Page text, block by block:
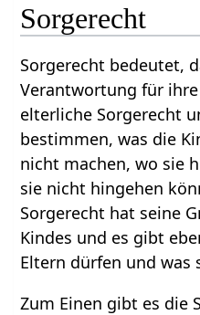
Sorgerecht
Sorgerecht bedeutet,
Verantwortung für ihre
elterliche Sorgerecht
bestimmen, was die
nicht machen, wo sie
sie nicht hingehen
Sorgerecht hat seine
Kindes und es gibt
Eltern dürfen und was
Zum Einen gibt es die